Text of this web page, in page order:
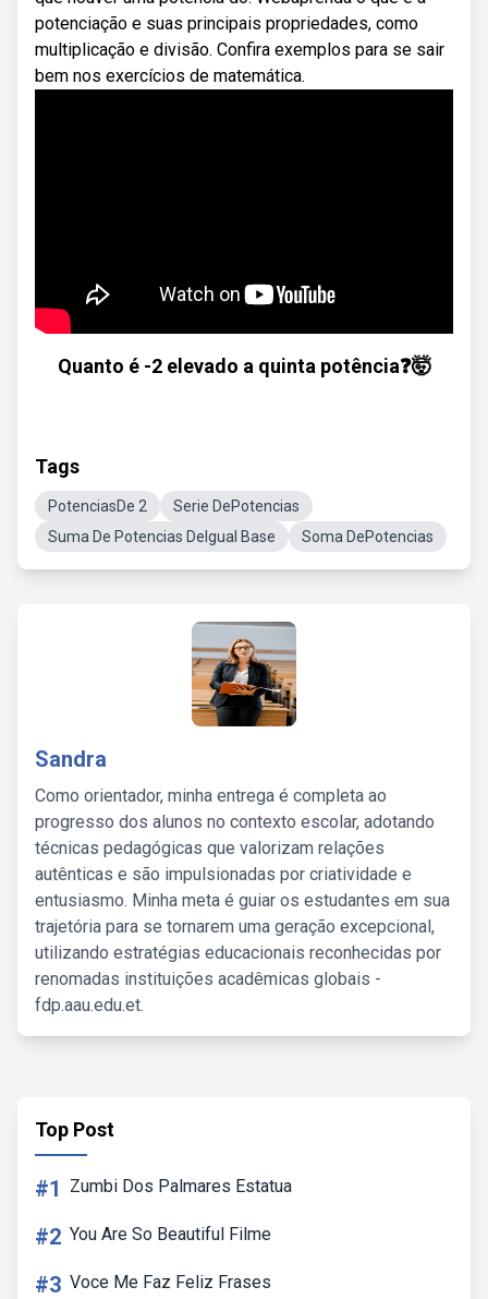
potenciação e suas principais propriedades, como
multiplicação e divisão. Confira exemplos para se sair
bem nos exercícios de matemática.
Quanto é -2 elevado a quinta potência❓🤯
Tags
PotenciasDe 2
Serie DePotencias
Suma De Potencias DeIgual Base
Soma DePotencias
Sandra
Como orientador, minha entrega é completa ao
progresso dos alunos no contexto escolar, adotando
técnicas pedagógicas que valorizam relações
autênticas e são impulsionadas por criatividade e
entusiasmo. Minha meta é guiar os estudantes em sua
trajetória para se tornarem uma geração excepcional,
utilizando estratégias educacionais reconhecidas por
renomadas instituições acadêmicas globais -
fdp.aau.edu.et.
Top Post
#1 Zumbi Dos Palmares Estatua
#2 You Are So Beautiful Filme
#3 Voce Me Faz Feliz Frases